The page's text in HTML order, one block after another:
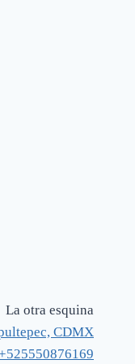
La otra esquina
CDMX